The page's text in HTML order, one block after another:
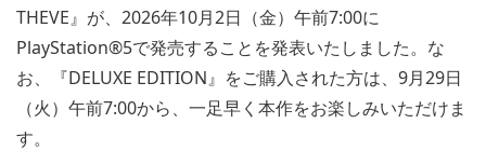
THEVE』が、2026年10月2日（金）午前7:00に
PlayStation®5で発売することを発表いたしました。な
お、『DELUXE EDITION』をご購入された方は、9月29日
（火）午前7:00から、一足早く本作をお楽しみいただけま
す。